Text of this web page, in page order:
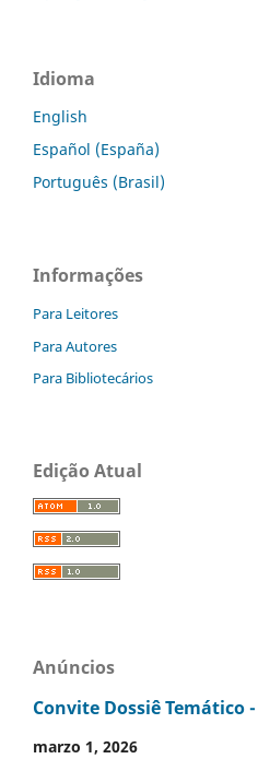
Idioma
English
Español (España)
Português (Brasil)
Informações
Para Leitores
Para Autores
Para Bibliotecários
Edição Atual
Anúncios
Convite Dossiê Temático
marzo 1, 2026